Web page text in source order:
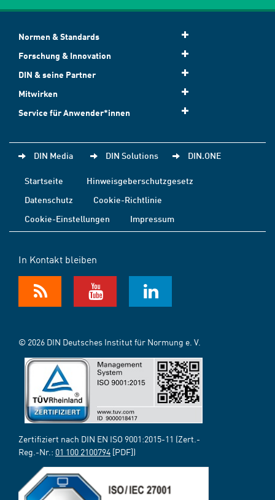
Normen & Standards
Forschung & Innovation
DIN & seine Partner
Mitwirken
Service für Anwender*innen
DIN Media DIN Solutions DIN.ONE
Startseite
Hinweisgeberschutzgesetz
Datenschutz
Cookie-Richtlinie
Cookie-Einstellungen
Impressum
In Kontakt bleiben
© 2026 DIN Deutsches Institut für Normung e. V.
Zertifiziert nach DIN EN ISO 9001:2015-11 (Zert.-
Reg.-Nr.: 01 100 2100794 [PDF])